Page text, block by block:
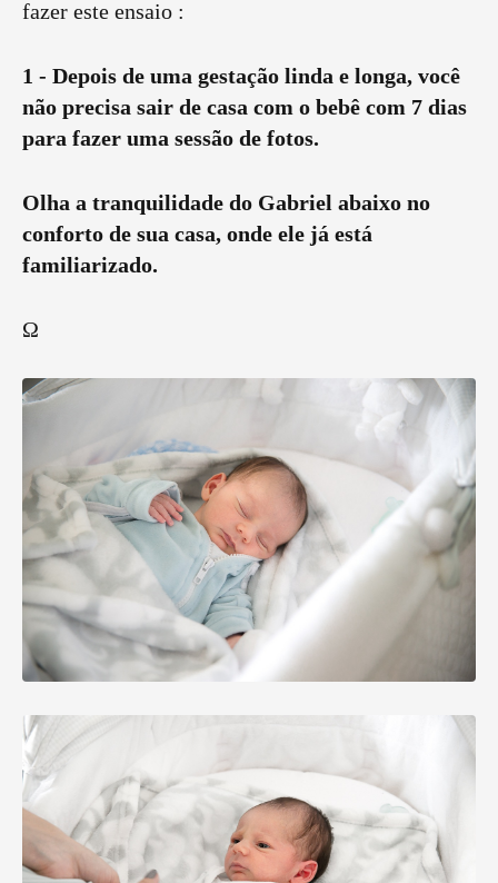
fazer este ensaio :
1 - Depois de uma gestação linda e longa, você
não precisa sair de casa com o bebê com 7 dias
para fazer uma sessão de fotos.
Olha a tranquilidade do Gabriel abaixo no
conforto de sua casa, onde ele já está
familiarizado.
Ω